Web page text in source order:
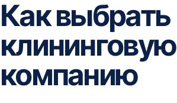
Как выбрать
клининговую
компанию